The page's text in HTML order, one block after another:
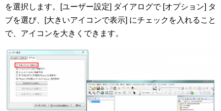
を選択します。[ユーザー設定] ダイアログで [オプション] タ
ブを選び、[大きいアイコンで表示] にチェックを入れること
で、アイコンを大きくできます。